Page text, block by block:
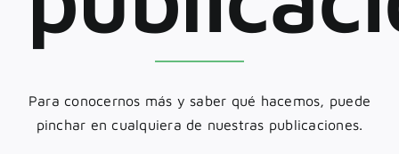
Para conocernos más y saber qué hacemos, puede
pinchar en cualquiera de nuestras publicaciones.